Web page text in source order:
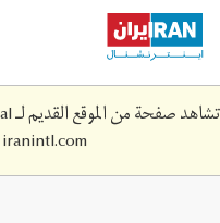
Skip
main
content
تشاهد صفحة من الموقع القديم لـ Iran International لم تعد محدثة. قم بزيارة
iranintl.com